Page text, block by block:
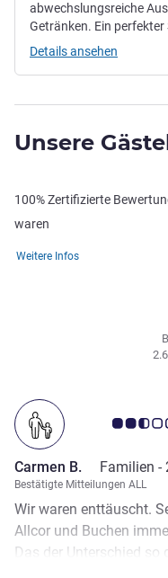
abwechslungsreiche
Getränken. Ein
Details ansehen
Unsere
100% Zertifizierte
waren
Weitere Infos
Note
Carmen B. Familien -
Bestätigte Mitteilungen ALL
Wir waren enttäuscht.
Allcor und Buchen
Das der Unterschied so